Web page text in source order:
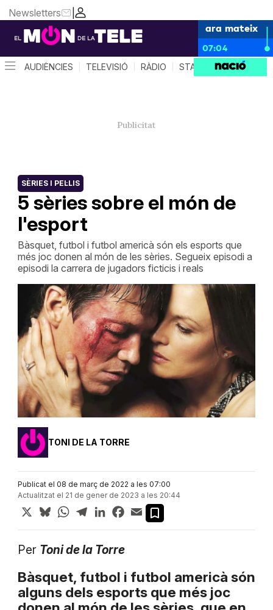
|
Newsletters
ara mateix
07:04
AUDIÈNCIES TELEVISIÓ RÀDIO STAR SYSTEM
5 sèries sobre el món de
l'esport
SÈRIES I PEL·LIS
Bàsquet, futbol i futbol americà són els esports que
més joc donen al món de les sèries. Segueix episodi a
episodi la carrera de jugadors ficticis i reals
TONI DE LA TORRE
Publicat el 08 de març de 2022 a les 07:00
Actualitzat el 21 de gener de 2023 a les 20:44
X BlueskyWhatsApp
TelegramLinkedInFacebook
Email
Per Toni de la Torre
Bàsquet, futbol i futbol americà són
alguns dels esports que més joc